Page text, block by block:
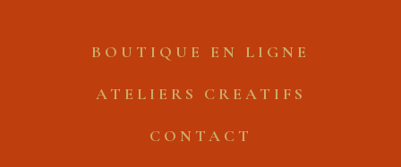
BOUTIQUE EN LIGNE
ATELIERS CREATIFS
CONTACT